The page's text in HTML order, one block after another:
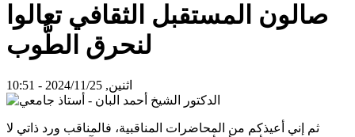
صالون المستقبل الثقافي تعالوا
لنحرق الطُّوب
اثنين, 2024/11/25 - 10:51
ثم إني أعيذكم من المحاضرات المناقبية، فالمناقب ورد ذاتي لا